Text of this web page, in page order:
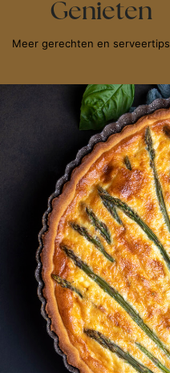
Genieten
Meer gerechten en serveertips